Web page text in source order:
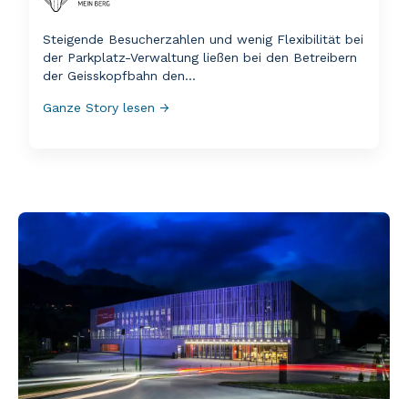
Steigende Besucherzahlen und wenig Flexibilität bei
der Parkplatz-Verwaltung ließen bei den Betreibern
der Geisskopfbahn den...
Ganze Story lesen →